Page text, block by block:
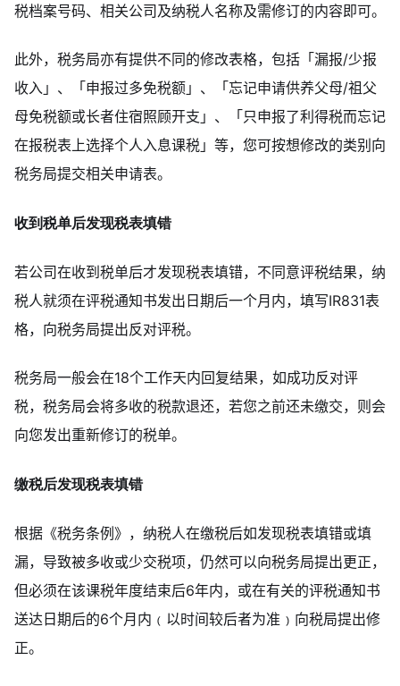
税档案号码、相关公司及纳税人名称及需修订的内容即可。
此外，税务局亦有提供不同的修改表格，包括「漏报/少报
收入」、「申报过多免税额」、「忘记申请供养父母/祖父
母免税额或长者住宿照顾开支」、「只申报了利得税而忘记
在报税表上选择个人入息课税」等，您可按想修改的类别向
税务局提交相关申请表。
收到税单后发现税表填错
若公司在收到税单后才发现税表填错，不同意评税结果，纳
税人就须在评税通知书发出日期后一个月内，填写IR831表
格，向税务局提出反对评税。
税务局一般会在18个工作天内回复结果，如成功反对评
税，税务局会将多收的税款退还，若您之前还未缴交，则会
向您发出重新修订的税单。
缴税后发现税表填错
根据《税务条例》，纳税人在缴税后如发现税表填错或填
漏，导致被多收或少交税项，仍然可以向税务局提出更正，
但必须在该课税年度结束后6年内，或在有关的评税通知书
送达日期后的6个月内﹙以时间较后者为准﹚向税局提出修
正。